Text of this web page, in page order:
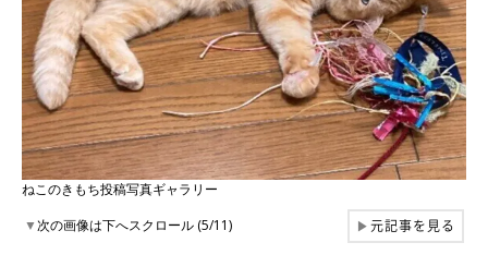
ねこのきもち投稿写真ギャラリー
▼次の画像は下へスクロール (5/11) ▶元記事を見る